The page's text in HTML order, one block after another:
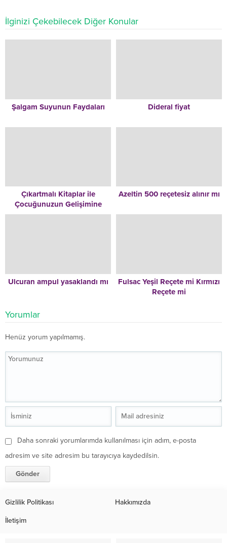
İlginizi Çekebilecek Diğer Konular
Şalgam Suyunun Faydaları Dideral fiyat
Çıkartmalı Kitaplar ile
Çocuğunuzun Gelişimine
Eğlence Katın
Azeltin 500 reçetesiz alınır mı
Ulcuran ampul yasaklandı mı
Fulsac Yeşil Reçete mi Kırmızı
Reçete mi
Yorumlar
Henüz yorum yapılmamış.
Daha sonraki yorumlarımda kullanılması için adım, e-posta
adresim ve site adresim bu tarayıcıya kaydedilsin.
Gizlilik Politikası Hakkımızda
İletişim